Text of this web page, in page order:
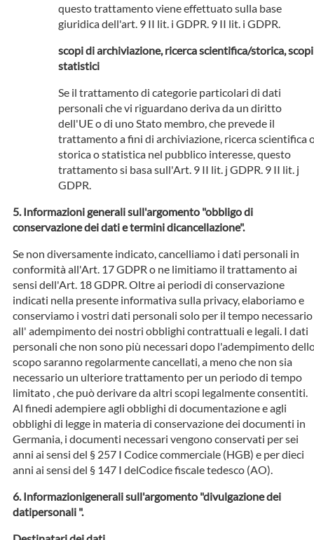
questo trattamento viene effettuato sulla base
giuridica dell'art. 9 II lit. i GDPR. 9 II lit. i GDPR.
scopi di archiviazione, ricerca scientifica/storica, scopi
statistici
Se il trattamento di categorie particolari di dati
personali che vi riguardano deriva da un diritto
dell'UE o di uno Stato membro, che prevede il
trattamento a fini di archiviazione, ricerca scientifica
storica o statistica nel pubblico interesse, questo
trattamento si basa sull'Art. 9 II lit. j GDPR. 9 II lit. j
GDPR.
Informazioni generali sull'argomento "obbligo di
conservazione dei dati e termini dicancellazione".
Se non diversamente indicato, cancelliamo i dati personali in
conformità all'Art. 17 GDPR o ne limitiamo il trattamento ai
sensi dell'Art. 18 GDPR. Oltre ai periodi di conservazione
indicati nella presente informativa sulla privacy, elaboriamo e
conserviamo i vostri dati personali solo per il tempo necessario
all' adempimento dei nostri obblighi contrattuali e legali. I dati
personali che non sono più necessari dopo l'adempimento
scopo saranno regolarmente cancellati, a meno che non sia
necessario un ulteriore trattamento per un periodo di tempo
limitato , che può derivare da altri scopi legalmente consentiti.
Al finedi adempiere agli obblighi di documentazione e agli
obblighi di legge in materia di conservazione dei documenti in
Germania, i documenti necessari vengono conservati per sei
anni ai sensi del § 257 I Codice commerciale (HGB) e per dieci
anni ai sensi del § 147 I delCodice fiscale tedesco (AO).
Informazionigenerali sull'argomento "divulgazione dei
datipersonali ".